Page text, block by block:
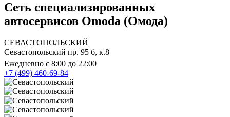
Сеть специализированных
автосервисов Omoda (Омода)
СЕВАСТОПОЛЬСКИЙ
Севастопольский пр. 95 б, к.8
Ежедневно с 8:00 до 22:00
+7 (499) 460-69-84